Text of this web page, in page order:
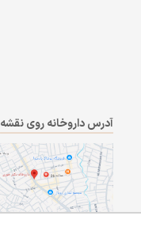
آدرس داروخانه روی نقشه